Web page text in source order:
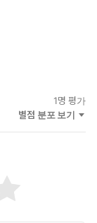
1명 평가
별점 분포 보기